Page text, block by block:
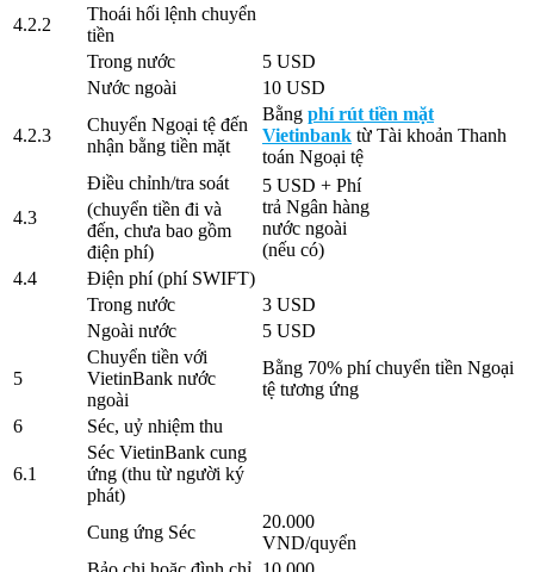
4.2.2
Thoái hối lệnh chuyển
tiền
Trong nước
5 USD
Nước ngoài
10 USD
4.2.3
Chuyển Ngoại tệ đến
nhận bằng tiền mặt
Bằng phí rút tiền mặt
Vietinbank từ Tài khoản Thanh
toán Ngoại tệ
4.3
Điều chỉnh/tra soát
5 USD + Phí
trả Ngân hàng
nước ngoài
(nếu có)
(chuyển tiền đi và
đến, chưa bao gồm
điện phí)
4.4
Điện phí (phí SWIFT)
Trong nước
3 USD
Ngoài nước
5 USD
5
Chuyển tiền với
VietinBank nước
ngoài
Bằng 70% phí chuyển tiền Ngoại
tệ tương ứng
6
Séc, uỷ nhiệm thu
6.1
Séc VietinBank cung
ứng (thu từ người ký
phát)
Cung ứng Séc
20.000
VND/quyển